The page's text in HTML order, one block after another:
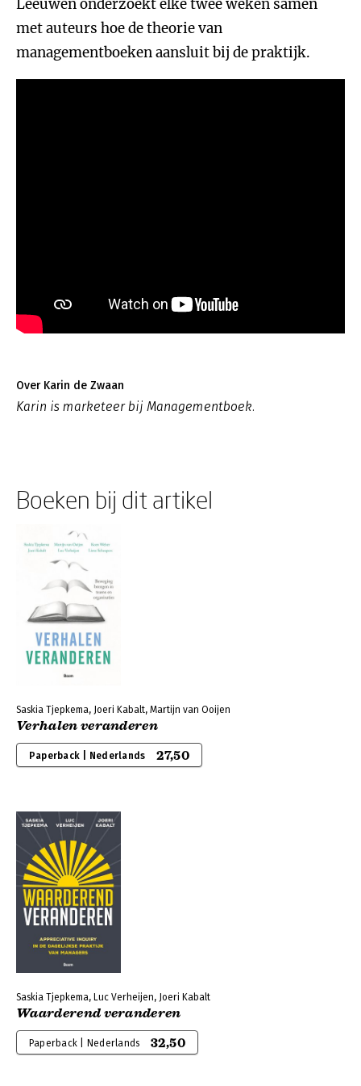
Leeuwen onderzoekt elke twee weken samen
met auteurs hoe de theorie van
managementboeken aansluit bij de praktijk.
Over Karin de Zwaan
Karin is marketeer bij Managementboek.
Boeken bij dit artikel
Saskia Tjepkema, Joeri Kabalt, Martijn van Ooijen
Verhalen veranderen
Paperback | Nederlands 27,50
Saskia Tjepkema, Luc Verheijen, Joeri Kabalt
Waarderend veranderen
Paperback | Nederlands 32,50